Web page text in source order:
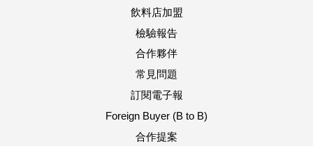
飲料店加盟
檢驗報告
合作夥伴
常見問題
訂閱電子報
Foreign Buyer (B to B)
合作提案